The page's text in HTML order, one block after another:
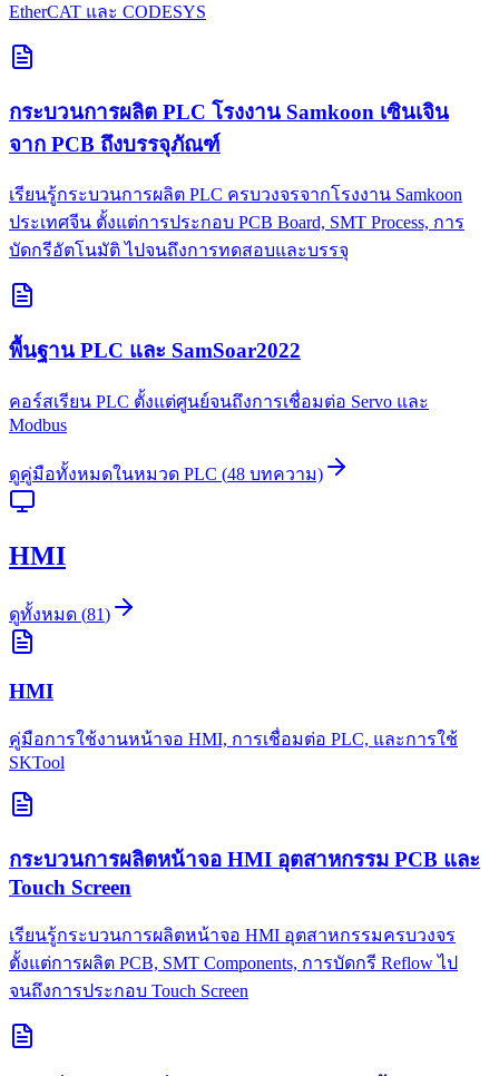
EtherCAT และ CODESYS
กระบวนการผลิต PLC โรงงาน Samkoon เซินเจิน
จาก PCB ถึงบรรจุภัณฑ์
เรียนรู้กระบวนการผลิต PLC ครบวงจรจากโรงงาน Samkoon
ประเทศจีน ตั้งแต่การประกอบ PCB Board, SMT Process, การ
บัดกรีอัตโนมัติ ไปจนถึงการทดสอบและบรรจุ
พื้นฐาน PLC และ SamSoar2022
คอร์สเรียน PLC ตั้งแต่ศูนย์จนถึงการเชื่อมต่อ Servo และ
Modbus
ดูคู่มือทั้งหมดในหมวด PLC (48 บทความ)
HMI
ดูทั้งหมด (81)
HMI
คู่มือการใช้งานหน้าจอ HMI, การเชื่อมต่อ PLC, และการใช้
SKTool
กระบวนการผลิตหน้าจอ HMI อุตสาหกรรม PCB และ
Touch Screen
เรียนรู้กระบวนการผลิตหน้าจอ HMI อุตสาหกรรมครบวงจร
ตั้งแต่การผลิต PCB, SMT Components, การบัดกรี Reflow ไป
จนถึงการประกอบ Touch Screen